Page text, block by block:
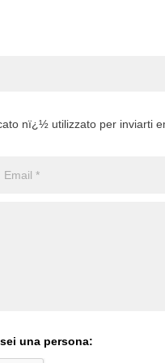
nï¿½ utilizzato per inviarti
una persona: